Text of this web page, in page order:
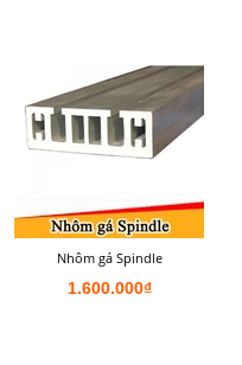
Nhôm gá Spindle
1.600.000₫